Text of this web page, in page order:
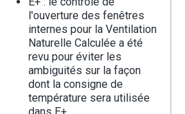
l'ouverture des fenêtres
internes pour la Ventilation
Naturelle Calculée a été
revu pour éviter les
ambiguités sur la façon
dont la consigne de
température sera utilisée